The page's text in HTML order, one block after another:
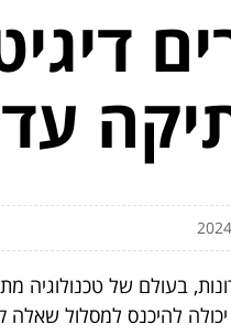
בעולם של טכנולוגיה
להיכנס למסלול